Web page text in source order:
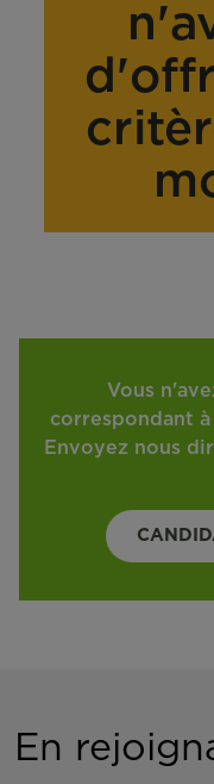
Vous
correspondant
Envoyez nous
En